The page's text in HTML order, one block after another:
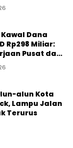
Dana
Rp298 Miliar:
Pusat dan
Tapteng
alun Kota
Lampu Jalan
Terurus